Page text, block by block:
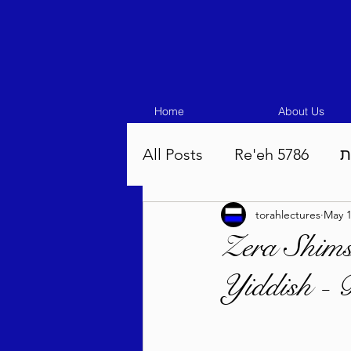
Home About Us
All Posts Re'eh 5786
Eikev 5786
Pinchas 5786 Balak
Zera
Yiddish -
torahlectures May